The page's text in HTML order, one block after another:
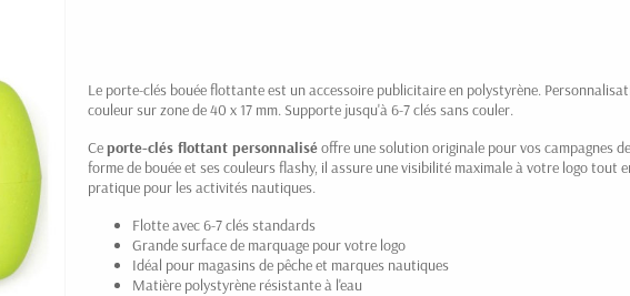
Le porte-clés bouée flottante est un accessoire publicitaire en polystyrène.
couleur sur zone de 40 x 17 mm. Supporte jusqu'à 6-7 clés sans couler.
Ceporte-clés flottant personnaliséoffre une solution originale pour vos campagnes
forme de bouée et ses couleurs flashy, il assure une visibilité maximale à votre logo tout
pratique pour les activités nautiques.
Flotte avec 6-7 clés standards
Grande surface de marquage pour votre logo
Idéal pour magasins de pêche et marques nautiques
Matière polystyrène résistante à l'eau